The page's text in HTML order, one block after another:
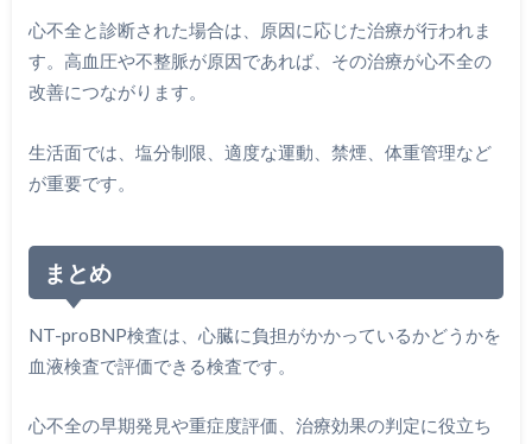
心不全と診断された場合は、原因に応じた治療が行われま
す。高血圧や不整脈が原因であれば、その治療が心不全の
改善につながります。
生活面では、塩分制限、適度な運動、禁煙、体重管理など
が重要です。
まとめ
NT-proBNP検査は、心臓に負担がかかっているかどうかを
血液検査で評価できる検査です。
心不全の早期発見や重症度評価、治療効果の判定に役立ち